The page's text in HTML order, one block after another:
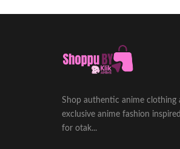
Shop authentic anime clothing
exclusive anime fashion
for otak...